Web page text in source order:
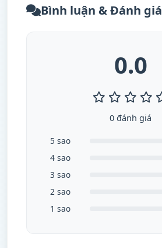
Bình luận & Đánh giá
0.0
0 đánh giá
5 sao
4 sao
3 sao
2 sao
1 sao